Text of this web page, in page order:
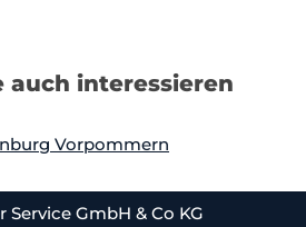
auch interessieren
Vorpommern
Service GmbH & Co KG